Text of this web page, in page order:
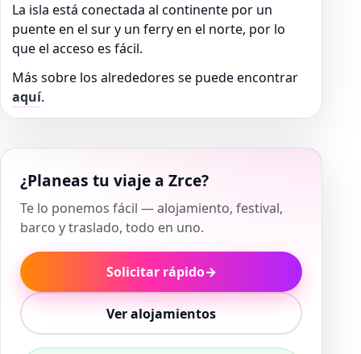
La isla está conectada al continente por un
puente en el sur y un ferry en el norte, por lo
que el acceso es fácil.
Más sobre los alrededores se puede encontrar
aquí.
¿Planeas tu viaje a Zrce?
Te lo ponemos fácil — alojamiento, festival,
barco y traslado, todo en uno.
Solicitar rápido→
Ver alojamientos